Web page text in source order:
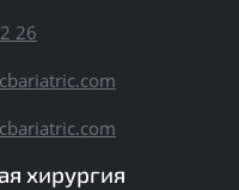
26
хирургия